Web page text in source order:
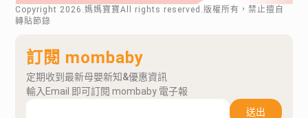
Copyright 2026 .媽媽寶寶All rights reserved.版權所有，禁止擅自
轉貼節錄
訂閱 mombaby
定期收到最新母嬰新知&優惠資訊
輸入Email 即可訂閱 mombaby 電子報
送出